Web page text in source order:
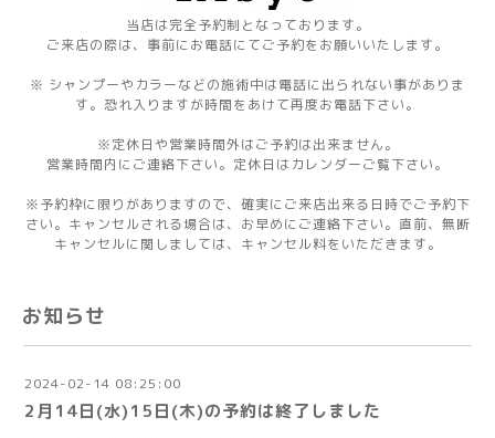
当店は完全予約制となっております。
ご来店の際は、事前にお電話にてご予約をお願いいたします。
※ シャンプーやカラーなどの施術中は電話に出られない事がありま
す。恐れ入りますが時間をあけて再度お電話下さい。
※定休日や営業時間外はご予約は出来ません。
営業時間内にご連絡下さい。定休日はカレンダーご覧下さい。
※予約枠に限りがありますので、確実にご来店出来る日時でご予約下
さい。キャンセルされる場合は、お早めにご連絡下さい。直前、無断
キャンセルに関しましては、キャンセル料をいただきます。
お知らせ
2024-02-14 08:25:00
2月14日(水)15日(木)の予約は終了しました